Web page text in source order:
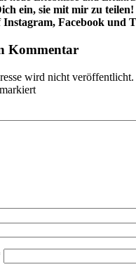
ein, sie mit mir zu teilen!
Instagram, Facebook und
Kommentar
wird nicht veröffentlicht.
markiert